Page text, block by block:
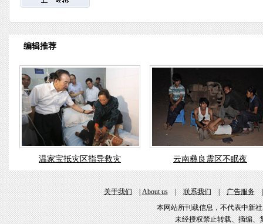
编辑推荐
温家宝抵灾区指导救灾 云南彝良震区不眠夜
关于我们|About us|联系我们|广告服务
本网站所刊载信息，不代表中新
未经授权禁止转载、摘编、